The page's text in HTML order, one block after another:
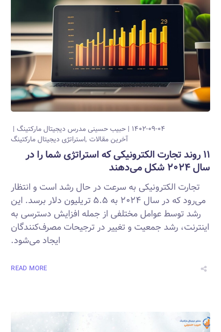
۱۴۰۲-۰۹-۰۴ حبیب حسینیمدرس دیجیتال مارکتینگ
آخرین مقالات استراتژی دیجیتال مارکتینگ
۱۱ روند تجارت الکترونیکی که استراتژی شما را در
سال ۲۰۲۴ شکل می‌دهند
تجارت الکترونیکی به سرعت در حال رشد است و انتظار
می‌رود که در سال ۲۰۲۴ به ۵.۵ تریلیون دلار برسد. این
رشد توسط عوامل مختلفی از جمله افزایش دسترسی به
اینترنت، رشد جمعیت و تغییر در ترجیحات مصرف‌کنندگان
ایجاد می‌شود.
READ MORE